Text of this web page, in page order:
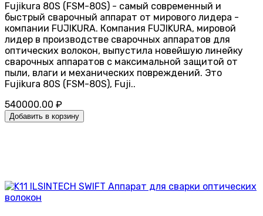
Fujikura 80S (FSM-80S) - самый современный и
быстрый сварочный аппарат от мирового лидера -
компании FUJIKURA. Компания FUJIKURA, мировой
лидер в производстве сварочных аппаратов для
оптических волокон, выпустила новейшую линейку
сварочных аппаратов с максимальной защитой от
пыли, влаги и механических повреждений. Это
Fujikura 80S (FSM-80S), Fuji..
540000.00 ₽
Добавить в корзину